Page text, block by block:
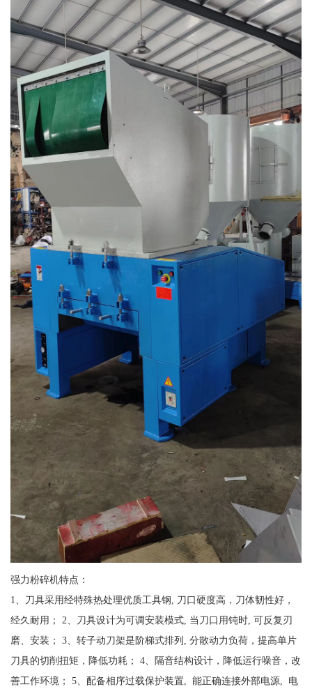
强力粉碎机特点：
1、刀具采用经特殊热处理优质工具钢, 刀口硬度高，刀体韧性好，
经久耐用； 2、刀具设计为可调安装模式, 当刀口用钝时, 可反复刃
磨、安装； 3、转子动刀架是阶梯式排列, 分散动力负荷，提高单片
刀具的切削扭矩，降低功耗； 4、隔音结构设计，降低运行噪音，改
善工作环境； 5、配备相序过载保护装置, 能正确连接外部电源, 电